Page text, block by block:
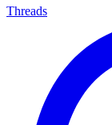
Threads